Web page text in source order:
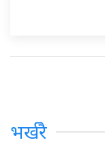
भर्खरै